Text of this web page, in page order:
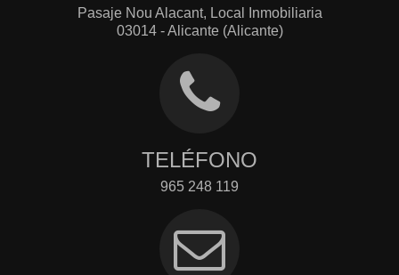
Pasaje Nou Alacant, Local Inmobiliaria
03014 - Alicante (Alicante)
TELÉFONO
965 248 119